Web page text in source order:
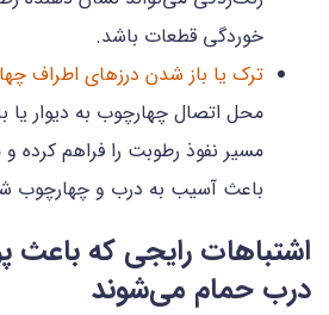
خوردگی قطعات باشد.
ترک یا باز شدن درزهای اطراف
محل اتصال چهارچوب به دیوار یا
مسیر نفوذ رطوبت را فراهم کرده و
باعث آسیب به درب و چهارچوب
اشتباهات رایجی که
درب حمام می‌شوند